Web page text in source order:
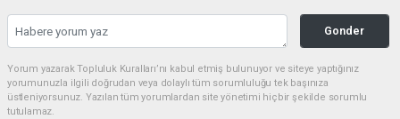
Gonder
Yorum yazarak Topluluk Kuralları’nı kabul etmiş bulunuyor ve siteye yaptığınız
yorumunuzla ilgili doğrudan veya dolaylı tüm sorumluluğu tek başınıza
üstleniyorsunuz. Yazılan tüm yorumlardan site yönetimi hiçbir şekilde sorumlu
tutulamaz.